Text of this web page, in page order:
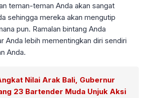
teman-teman Anda akan sangat
sehingga mereka akan mengutip
pun. Ramalan bintang Anda
Anda lebih mementingkan diri sendiri
Anda.
Nilai Arak Bali, Gubernur
23 Bartender Muda Unjuk Aksi